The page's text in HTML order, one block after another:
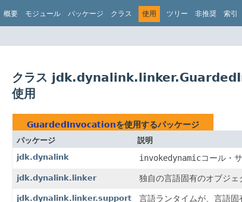
概要 モジュール パッケージ クラス 使用 ツリー 非推奨 索引
クラス
使用
GuardedInvocationを使用するパッケージ
パッケージ
説明
jdk.dynalink
invokedynamicコール・
jdk.dynalink.linker 独自の言語固有のオブジェ
jdk.dynalink.linker.support
言語ランタイムが、言語